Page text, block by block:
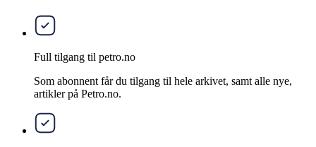
Full tilgang til petro.no
Som abonnent får du tilgang til hele arkivet, samt alle nye,
artikler på Petro.no.